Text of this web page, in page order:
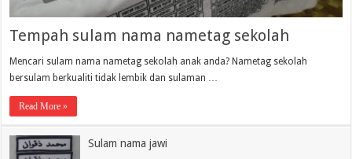
Tempah sulam nama nametag sekolah
Mencari sulam nama nametag sekolah anak anda? Nametag sekolah
bersulam berkualiti tidak lembik dan sulaman …
Read More »
Sulam nama jawi